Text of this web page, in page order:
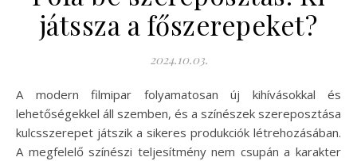
játssza a főszerepeket?
2024.10.03.
A modern filmipar folyamatosan új kihívásokkal és
lehetőségekkel áll szemben, és a színészek szereposztása
kulcsszerepet játszik a sikeres produkciók létrehozásában.
A megfelelő színészi teljesítmény nem csupán a karakter